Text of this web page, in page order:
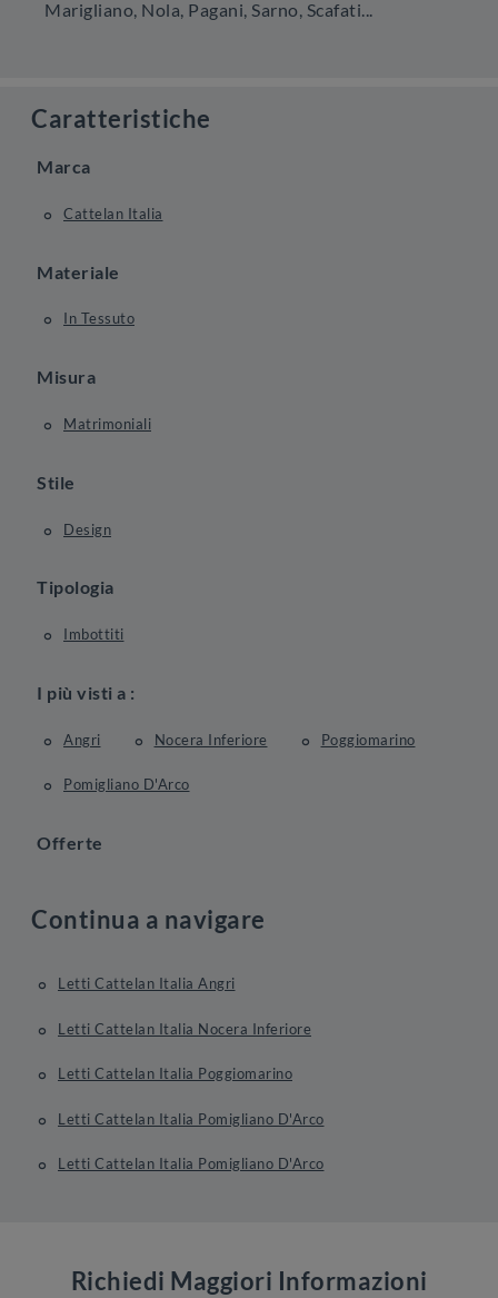
Marigliano, Nola, Pagani, Sarno, Scafati...
Caratteristiche
Marca
Cattelan Italia
Materiale
In Tessuto
Misura
Matrimoniali
Stile
Design
Tipologia
Imbottiti
I più visti a :
Angri Nocera Inferiore Poggiomarino
Pomigliano D'Arco
Offerte
Continua a navigare
Letti Cattelan Italia Angri
Letti Cattelan Italia Nocera Inferiore
Letti Cattelan Italia Poggiomarino
Letti Cattelan Italia Pomigliano D'Arco
Letti Cattelan Italia Pomigliano D'Arco
Richiedi Maggiori Informazioni